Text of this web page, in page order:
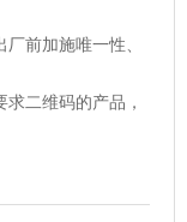
前加施唯一性、
二维码的产品，